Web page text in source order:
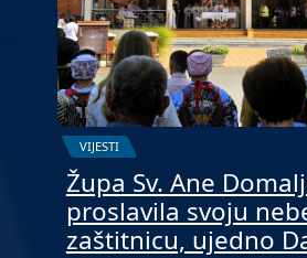
VIJESTI
Župa Sv. Ane
proslavila svoju
zaštitnicu, ujedno